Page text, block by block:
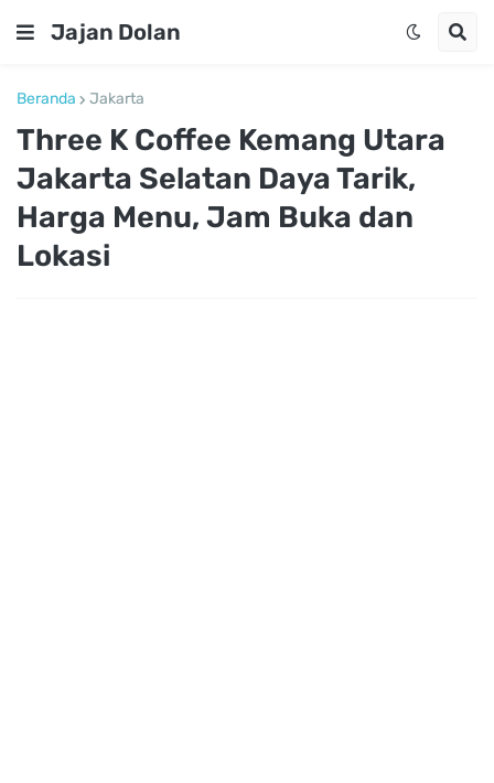
Jajan Dolan
Beranda Jakarta
Three K Coffee Kemang Utara
Jakarta Selatan Daya Tarik,
Harga Menu, Jam Buka dan
Lokasi